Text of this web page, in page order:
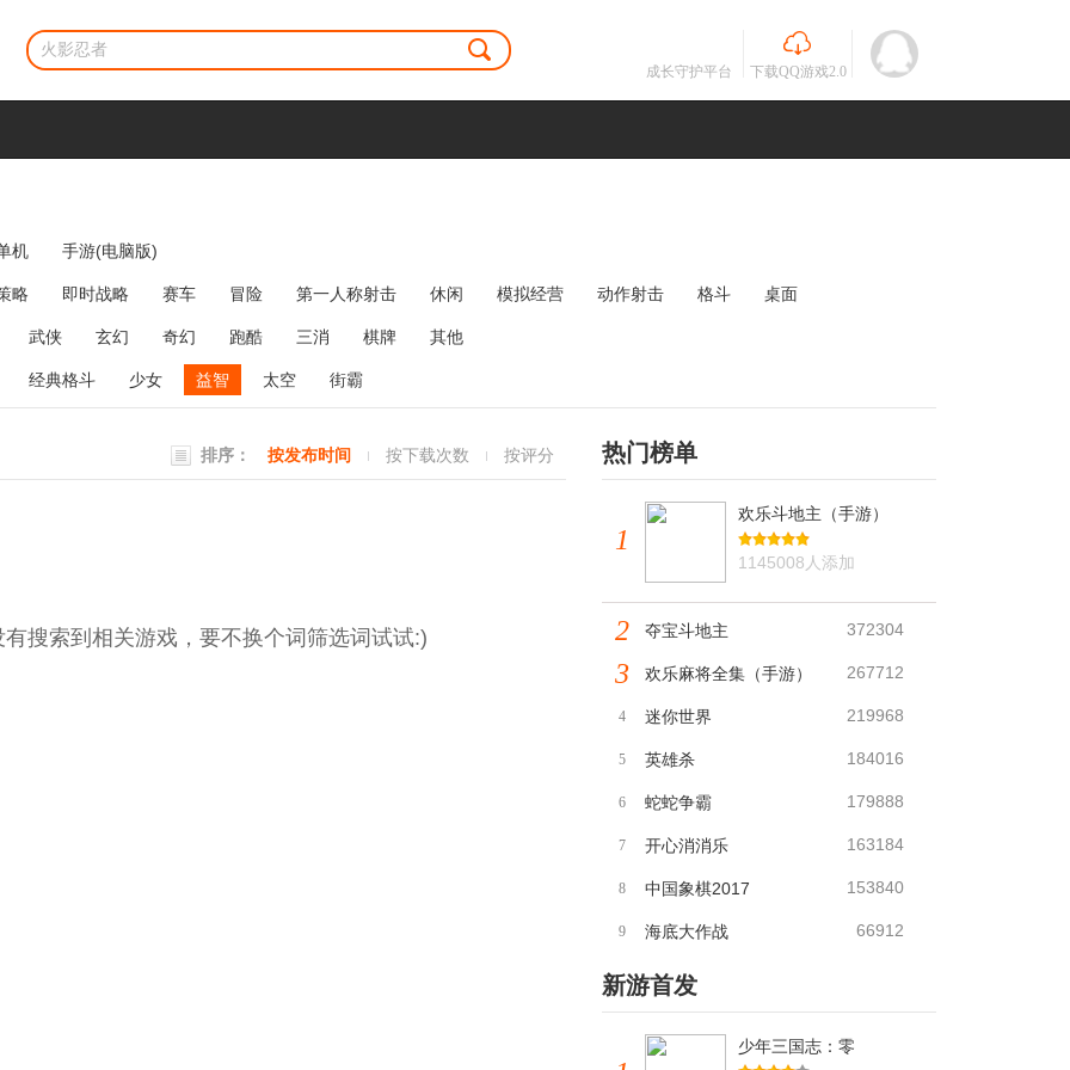
成长守护平台 下载QQ游戏2.0
机 手游(电脑版)
略 即时战略 赛车 冒险 第一人称射击 休闲 模拟经营 动作射击 格斗
桌面
牌类
麻将 网络游戏 弹幕射击 策略塔防
武侠 玄幻 奇幻 跑酷 三消 棋牌 其他
经典格斗 少女 益智 太空 街霸
排序： 按发布时间 按下载次数 按评分
搜索到相关游戏，要不换个词筛选词试试:)
热门榜单
1
欢乐斗地主（手游）
1145008人添加
2 夺宝斗地主 372304
3 欢乐麻将全集（手游） 267712
4 迷你世界 219968
5 英雄杀 184016
6 蛇蛇争霸 179888
7 开心消消乐 163184
8 中国象棋2017 153840
9 海底大作战 66912
新游首发
少年三国志：零